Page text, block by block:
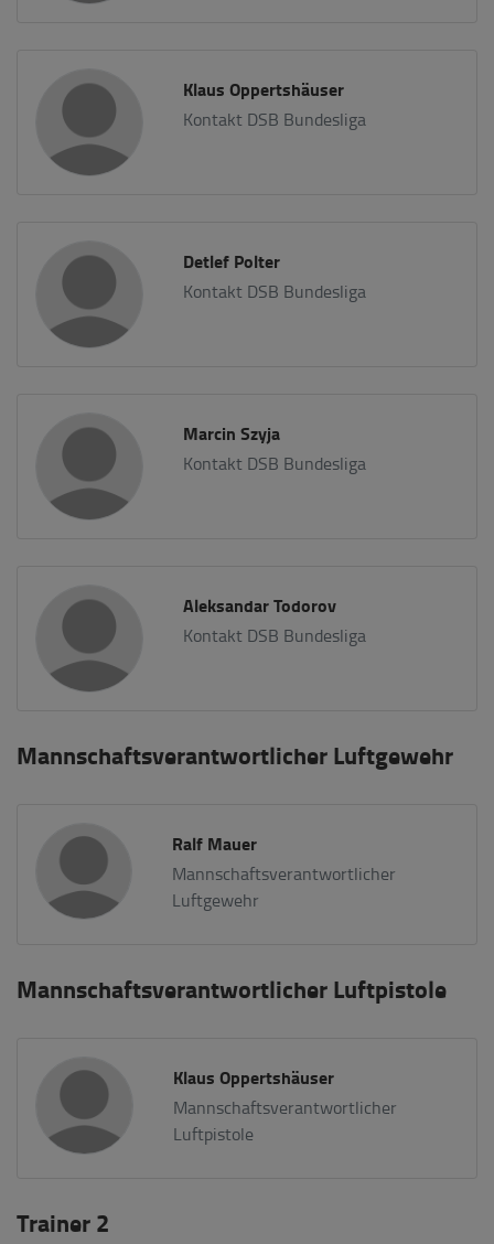
Klaus Oppertshäuser
Kontakt DSB Bundesliga
Detlef Polter
Kontakt DSB Bundesliga
Marcin Szyja
Kontakt DSB Bundesliga
Aleksandar Todorov
Kontakt DSB Bundesliga
Mannschaftsverantwortlicher Luftgewehr
Ralf Mauer
Mannschaftsverantwortlicher
Luftgewehr
Mannschaftsverantwortlicher Luftpistole
Klaus Oppertshäuser
Mannschaftsverantwortlicher
Luftpistole
Trainer 2